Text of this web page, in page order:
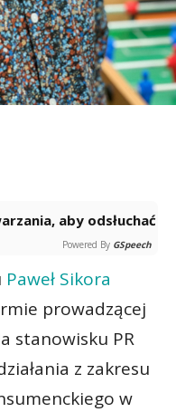
Powered By GSpeech
Paweł Sikora
prowadzącej
stanowisku PR
z zakresu
w